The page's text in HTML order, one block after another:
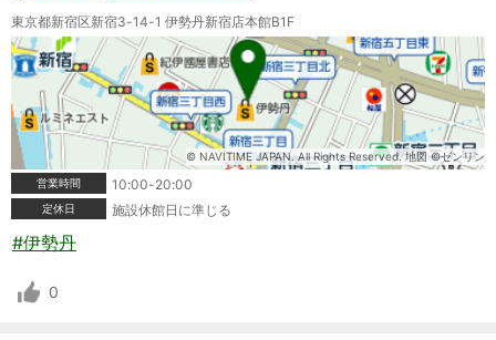
東京都新宿区新宿3-14-1 伊勢丹新宿店本館B1F
© NAVITIME JAPAN. All Rights Reserved. 地図 ©ゼンリン
営業時間
10:00-20:00
定休日 施設休館日に準じる
#伊勢丹
0